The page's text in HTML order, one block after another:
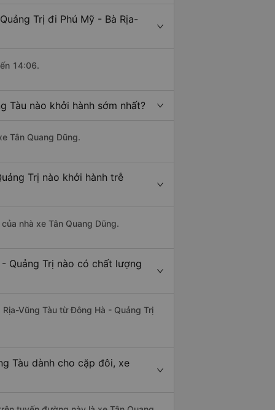
Trị đi Phú Mỹ - Bà Rịa-
14:06.
Tàu nào khởi hành sớm nhất?
Tân Quang Dũng.
Trị nào khởi hành trễ
nhà xe Tân Quang Dũng.
Quảng Trị nào có chất lượng
Vũng Tàu từ Đông Hà - Quảng Trị
Tàu dành cho cặp đôi, xe